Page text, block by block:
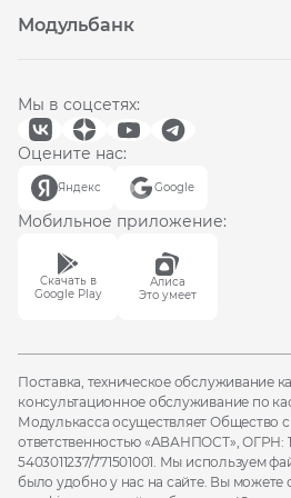
Касса в смартфоне
NewPay
Маркировка
Ремонт касс
Личный кабинет
Политика
Контакты
Отзывы
Блог
Доставка и оплата
Для разработчиков
Модульбанк
Все тарифы
Депозиты
Валютный контроль
Модульбухгалтерия
Мы в соцсетях:
Оцените нас:
Яндекс Google
Мобильное приложение:
Cкачать в
Google Play
Алиса
Это умеет
Поставка, техническое обслуживание
консультационное обслуживание по
Модулькасса осуществляет Общество
ответственностью «АВАНПОСТ», ОГРН:
5403011237/771501001. Мы используем
было удобно у нас на сайте. Вы можете